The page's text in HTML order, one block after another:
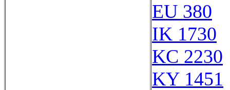
EU 380
IK 1730
KC 2230
KY 1451